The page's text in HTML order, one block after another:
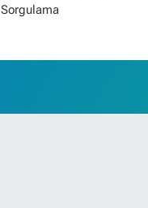
Sorgulama